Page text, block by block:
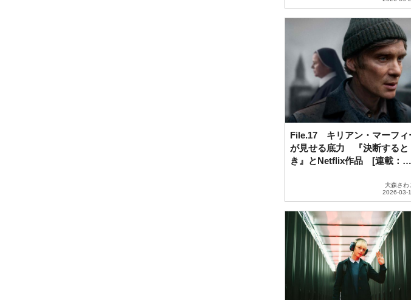
File.17 キリアン・マーフィ
が見せる底力 『決断すると
き』とNetflix作品 [連載：大
大森さわ